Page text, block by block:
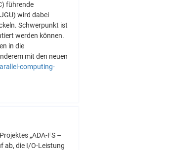
führende
wird dabei
Schwerpunkt ist
werden können.
in die
mit den neuen
computing-
„ADA-FS –
ab, die I/O-Leistung